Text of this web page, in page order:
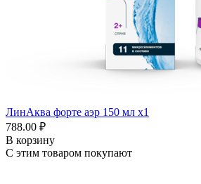
ЛинАква форте аэр 150 мл x1
788.00 ₽
В корзину
С этим товаром покупают